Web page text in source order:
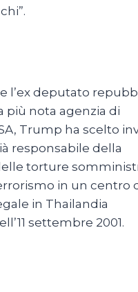
l’ex deputato
più nota agenzia di
Trump ha scelto
responsabile della
torture
in un centro
in Thailandia
settembre 2001.